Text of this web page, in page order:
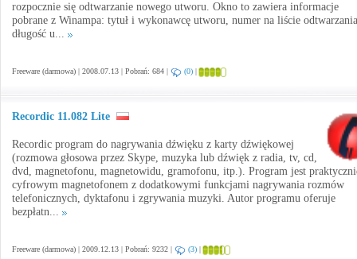
rozpocznie się odtwarzanie nowego utworu. Okno to zawiera informacje
pobrane z Winampa: tytuł i wykonawcę utworu, numer na liście
długość u...
Freeware (darmowa) | 2008.07.13 | Pobrań: 684 | (0) |
Recordic 11.082 Lite
Recordic program do nagrywania dźwięku z karty dźwiękowej
(rozmowa głosowa przez Skype, muzyka lub dźwięk z radia, tv, cd,
dvd, magnetofonu, magnetowidu, gramofonu, itp.). Program jest
cyfrowym magnetofonem z dodatkowymi funkcjami nagrywania rozmów
telefonicznych, dyktafonu i zgrywania muzyki. Autor programu oferuje
bezpłatn...
Freeware (darmowa) | 2009.12.13 | Pobrań: 9232 | (3) |